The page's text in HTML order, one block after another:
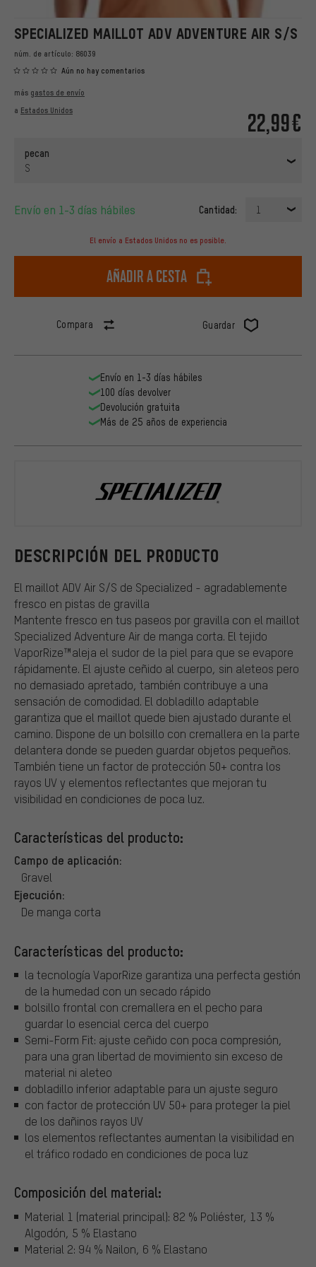
SPECIALIZED MAILLOT ADV ADVENTURE AIR S/S
núm. de artículo: 86039
Aún no hay comentarios
22,99€
más gastos de envío
a Estados Unidos
pecan
S
Envío en 1-3 días hábiles Cantidad: 1
El envío a Estados Unidos no es posible.
Añadir a cesta
Compara Guardar
DESCRIPCIÓN DEL PRODUCTO
El maillot ADV Air S/S de Specialized - agradablemente
fresco en pistas de gravilla
Mantente fresco en tus paseos por gravilla con el maillot
Specialized Adventure Air de manga corta. El tejido
VaporRize™aleja el sudor de la piel para que se evapore
rápidamente. El ajuste ceñido al cuerpo, sin aleteos pero
no demasiado apretado, también contribuye a una
sensación de comodidad. El dobladillo adaptable
garantiza que el maillot quede bien ajustado durante el
camino. Dispone de un bolsillo con cremallera en la parte
delantera donde se pueden guardar objetos pequeños.
También tiene un factor de protección 50+ contra los
rayos UV y elementos reflectantes que mejoran tu
visibilidad en condiciones de poca luz.
Características del producto:
Campo de aplicación:
Gravel
Ejecución:
De manga corta
Características del producto:
la tecnología VaporRize garantiza una perfecta gestión
de la humedad con un secado rápido
bolsillo frontal con cremallera en el pecho para
guardar lo esencial cerca del cuerpo
Semi-Form Fit: ajuste ceñido con poca compresión,
para una gran libertad de movimiento sin exceso de
material ni aleteo
dobladillo inferior adaptable para un ajuste seguro
con factor de protección UV 50+ para proteger la piel
de los dañinos rayos UV
los elementos reflectantes aumentan la visibilidad en
el tráfico rodado en condiciones de poca luz
Composición del material:
Material 1 (material principal): 82 % Poliéster, 13 %
Algodón, 5 % Elastano
Material 2: 94 % Nailon, 6 % Elastano
Envío en 1-3 días hábiles
100 días devolver
Devolución gratuita
Más de 25 años de experiencia